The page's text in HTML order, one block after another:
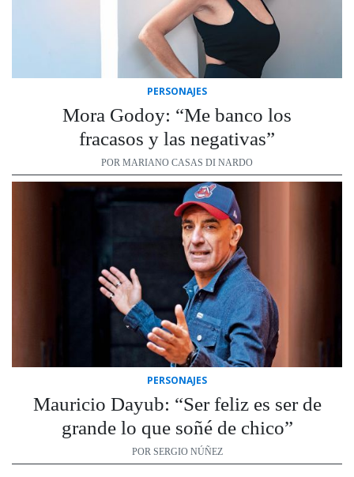
PERSONAJES
Mora Godoy: “Me banco los
fracasos y las negativas”
POR MARIANO CASAS DI NARDO
PERSONAJES
Mauricio Dayub: “Ser feliz es ser de
grande lo que soñé de chico”
POR SERGIO NÚÑEZ